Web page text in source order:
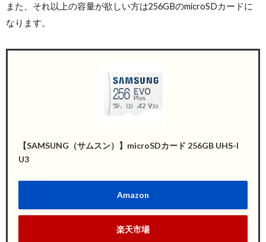
また、それ以上の容量が欲しい方は256GBのmicroSDカードに
なります。
【SAMSUNG（サムスン）】microSDカード 256GB UHS-I
U3
Amazon
楽天市場